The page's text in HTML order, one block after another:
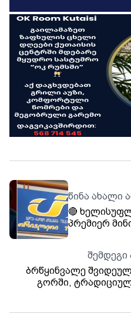
წინა ახალი
🔴
პრემიერ
რადიო
შემდეგი
ბრწყინვალე
გორში,